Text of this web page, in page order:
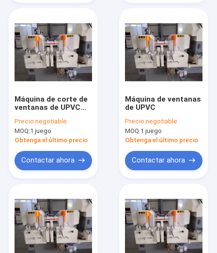
Productos
Sobre nosotros
Visita a la fábrica
Solicitar una cotización
Máquina de vidrio aislante vertical/vidrio doble acristalado
Máquina de vidrio aislante horizontal/vidrio doble acristalado
Album haciendo máquinas y consumibles
Máquina para ventanas y puertas de PVC
Máquina de corte de
ventanas de UPVC
Precio:negotiable
MOQ:1 juego
Obtenga el último precio
Contactar ahora
Máquina de ventanas
de UPVC
Precio:negotiable
MOQ:1 juego
Obtenga el último precio
Contactar ahora